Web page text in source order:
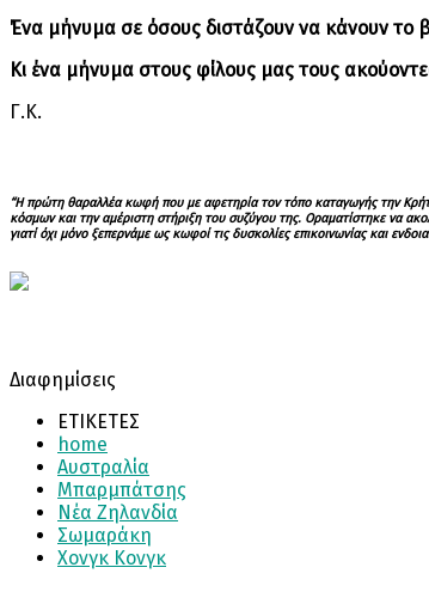
Ένα μήνυμα σε όσους διστάζουν να κάνουν το
Κι ένα μήνυμα στους φίλους μας τους
Γ.Κ.
“Η πρώτη θαραλλέα κωφή που με αφετηρία τον τόπο καταγωγής την
κόσμων και την αμέριστη στήριξη του συζύγου της. Οραματίστηκε να
γιατί όχι μόνο ξεπερνάμε ως κωφοί τις δυσκολίες επικοινωνίας και
Διαφημίσεις
ΕΤΙΚΕΤΕΣ
home
Αυστραλία
Μπαρμπάτσης
Νέα Ζηλανδία
Σωμαράκη
Χονγκ Κονγκ